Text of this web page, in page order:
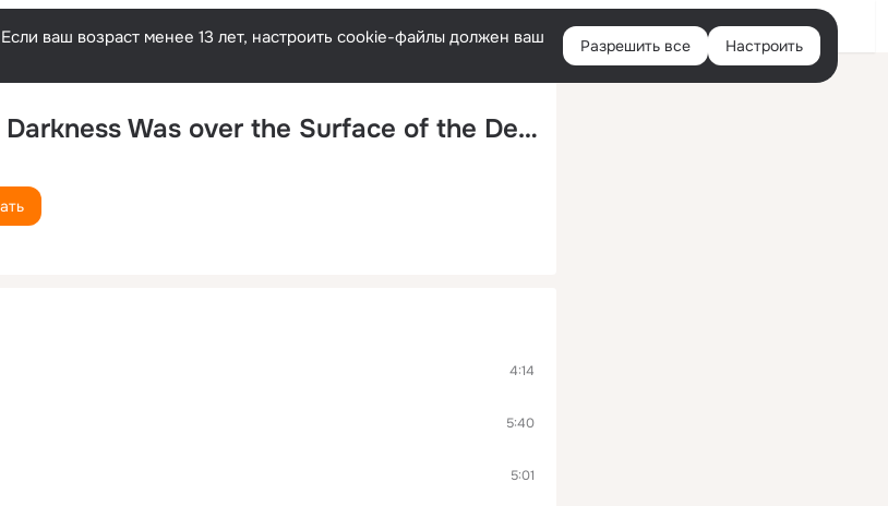
Войти
ваш возраст менее 13 лет, настроить cookie-файлы должен ваш
Разрешить все Настроить
... And Darkness Was over the Surface of the Deep
4:14
5:40
5:01